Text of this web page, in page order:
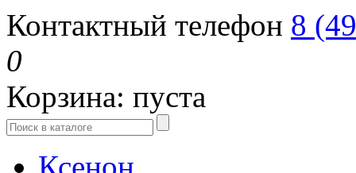
Контактный телефон 8
0
Корзина: пуста